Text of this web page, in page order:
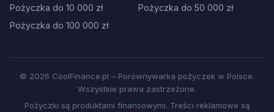
Pożyczka do 10 000 zł
Pożyczka do 50 000 zł
Pożyczka do 100 000 zł
© 2026 CoolFinance.pl – Porównywarka pożyczek w Polsce.
Wszystkie prawa zastrzeżone.
Pożyczki są produktami finansowymi. Treści reklamowe są